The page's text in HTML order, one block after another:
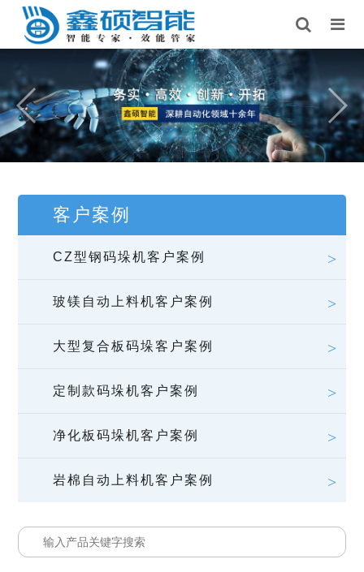
客户案例
CZ型钢码垛机客户案例
玻镁自动上料机客户案例
大型复合板码垛客户案例
定制款码垛机客户案例
净化板码垛机客户案例
岩棉自动上料机客户案例